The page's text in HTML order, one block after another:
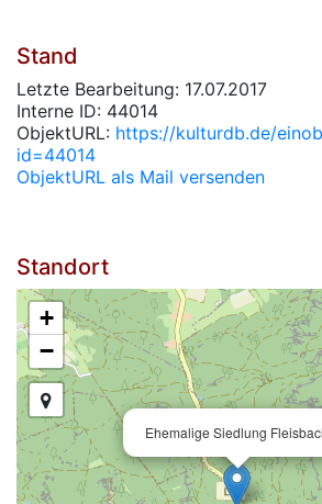
Stand
Letzte Bearbeitung: 17.07.2017
Interne ID: 44014
ObjektURL: https://kulturdb.de/
id=44014
ObjektURL als Mail versenden
Standort
Ehemalige Siedlung
+
−